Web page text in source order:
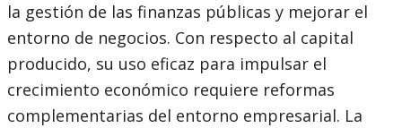
la gestión de las finanzas públicas y mejorar el
entorno de negocios. Con respecto al capital
producido, su uso eficaz para impulsar el
crecimiento económico requiere reformas
complementarias del entorno empresarial. La